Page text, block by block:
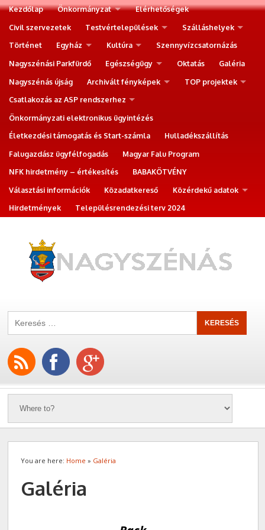
Kezdőlap Önkormányzat
Elérhetőségek
Civil szervezetek
Testvértelepülések
Szálláshelyek
Történet
Egyház Kultúra
Szennyvízcsatornázás
Nagyszénási Parkfürdő
Egészségügy Oktatás
Galéria
Nagyszénás újság
Archivált fényképek
TOP projektek
Csatlakozás az ASP rendszerhez
Önkormányzati elektronikus ügyintézés
Életkezdési támogatás és Start-számla
Hulladékszállítás
Falugazdász ügyfélfogadás
Magyar Falu Program
NFK hirdetmény – értékesítés
BABAKÖTVÉNY
Választási információk
Közadatkereső
Közérdekű adatok
Hirdetmények
Településrendezési terv 2024
You are here: Home » Galéria
Galéria